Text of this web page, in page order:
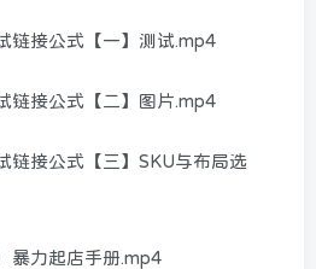
链接公式【一】测试.mp4
链接公式【二】图片.mp4
接公式【三】SKU与布局选
暴力起店手册.mp4